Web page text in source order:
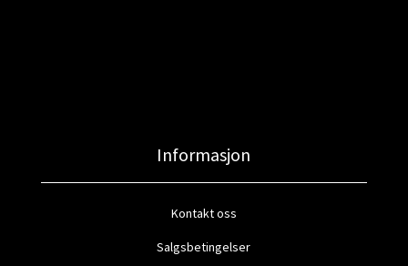
Informasjon
Kontakt oss
Salgsbetingelser